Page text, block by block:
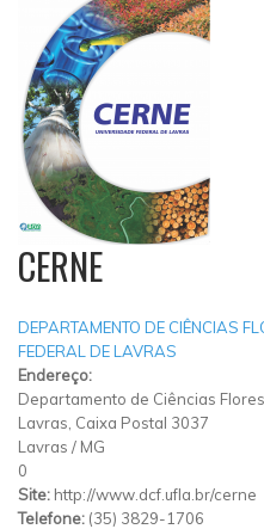
CERNE
DEPARTAMENTO DE CIÊNCIAS
FEDERAL DE LAVRAS
Endereço:
Departamento de Ciências
Lavras, Caixa Postal 3037
Lavras / MG
0
Site: http://www.dcf.ufla.br/cerne
Telefone: (35) 3829-1706